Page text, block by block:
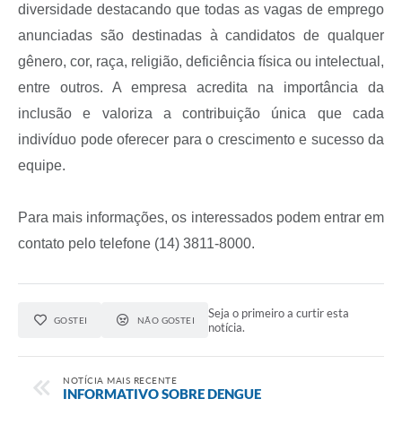
diversidade destacando que todas as vagas de emprego
anunciadas são destinadas à candidatos de qualquer
gênero, cor, raça, religião, deficiência física ou intelectual,
entre outros. A empresa acredita na importância da
inclusão e valoriza a contribuição única que cada
indivíduo pode oferecer para o crescimento e sucesso da
equipe.
Para mais informações, os interessados podem entrar em
contato pelo telefone (14) 3811-8000.
GOSTEI NÃO GOSTEI
Seja o primeiro a curtir esta
notícia.
NOTÍCIA MAIS RECENTE
INFORMATIVO SOBRE DENGUE